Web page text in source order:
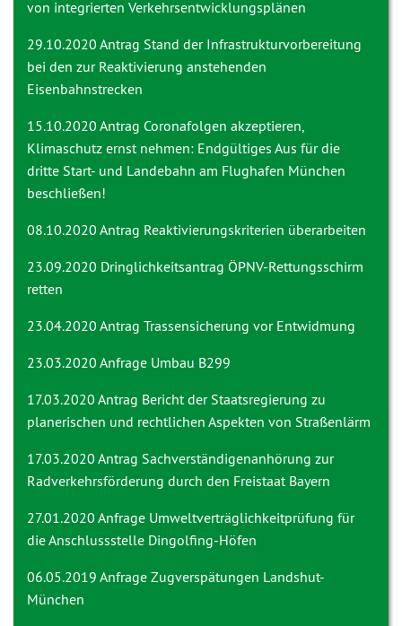
von integrierten Verkehrsentwicklungsplänen
29.10.2020 Antrag Stand der Infrastrukturvorbereitung
bei den zur Reaktivierung anstehenden
Eisenbahnstrecken
15.10.2020 Antrag Coronafolgen akzeptieren,
Klimaschutz ernst nehmen: Endgültiges Aus für die
dritte Start- und Landebahn am Flughafen München
beschließen!
08.10.2020 Antrag Reaktivierungskriterien überarbeiten
23.09.2020 Dringlichkeitsantrag ÖPNV-Rettungsschirm
retten
23.04.2020 Antrag Trassensicherung vor Entwidmung
23.03.2020 Anfrage Umbau B299
17.03.2020 Antrag Bericht der Staatsregierung zu
planerischen und rechtlichen Aspekten von Straßenlärm
17.03.2020 Antrag Sachverständigenanhörung zur
Radverkehrsförderung durch den Freistaat Bayern
27.01.2020 Anfrage Umweltverträglichkeitprüfung für
die Anschlussstelle Dingolfing-Höfen
06.05.2019 Anfrage Zugverspätungen Landshut-
München